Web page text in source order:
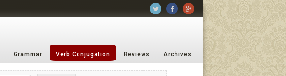
Grammar Verb Conjugation Reviews Archives